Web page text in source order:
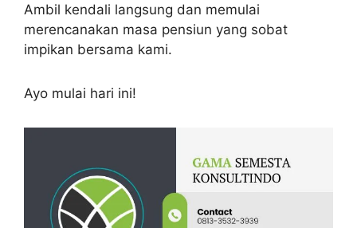
Ambil kendali langsung dan memulai
merencanakan masa pensiun yang sobat
impikan bersama kami.
Ayo mulai hari ini!